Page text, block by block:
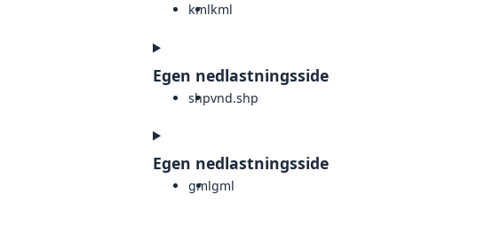
kmlkml
Egen nedlastningsside
shpvnd.shp
Egen nedlastningsside
gmlgml